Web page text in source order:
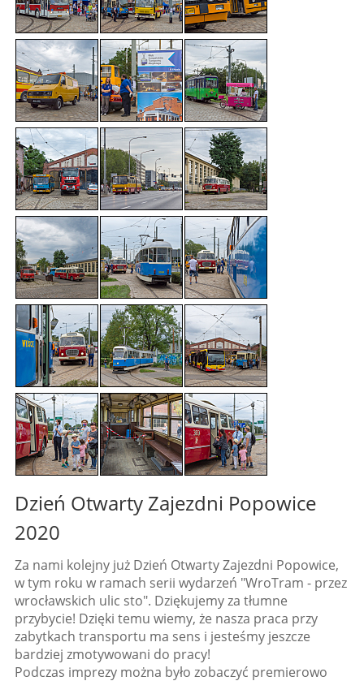
Dzień Otwarty Zajezdni Popowice
2020
Za nami kolejny już Dzień Otwarty Zajezdni Popowice,
w tym roku w ramach serii wydarzeń "WroTram - przez
wrocławskich ulic sto". Dziękujemy za tłumne
przybycie! Dzięki temu wiemy, że nasza praca przy
zabytkach transportu ma sens i jesteśmy jeszcze
bardziej zmotywowani do pracy!
Podczas imprezy można było zobaczyć premierowo